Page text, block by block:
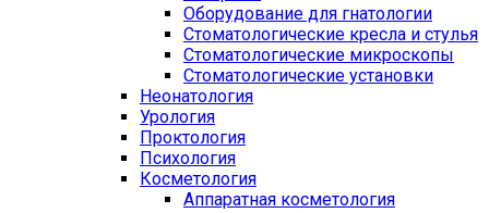
Оборудование для гнатологии
Стоматологические кресла и стулья
Стоматологические микроскопы
Стоматологические установки
Неонатология
Урология
Проктология
Психология
Косметология
Аппаратная косметология